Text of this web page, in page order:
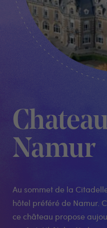
Namur
Au sommet de la
hôtel préféré de Namur.
ce château propose